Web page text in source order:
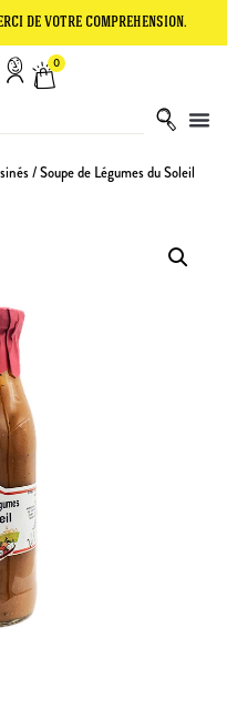
compréhension. Le site
0
/ Soupe de Légumes du Soleil